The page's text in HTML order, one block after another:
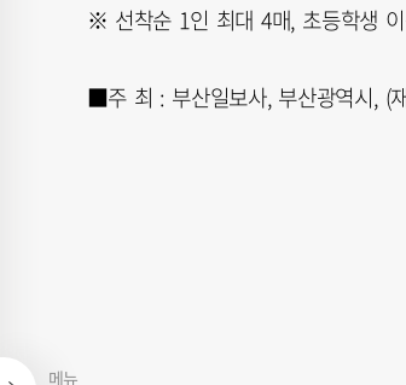
메뉴
※ 선착순 1인 최대 4매, 초등학생
■주 최 : 부산일보사, 부산광역시, (